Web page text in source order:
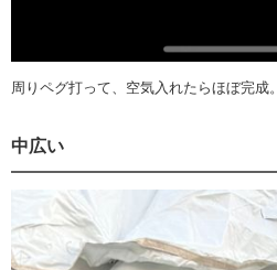
周りペグ打って、空気入れたらほぼ完成。
中広い